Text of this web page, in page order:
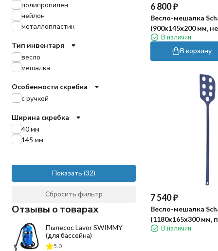
6 800₽
Весло-мешалка
(900x145х200 мм,
В наличии
В корзину
7 540₽
Весло-мешалка
(1180x165х300 мм,
черный)
В наличии
полипропилен
нейлон
металлопластик
Тип инвентаря
весло
мешалка
Особенности скребка
с ручкой
Ширина скребка
40 мм
145 мм
Показать
Сбросить фильтр
Отзывы о товарах
Пылесос Lavor SWIMMY
(для бассейна)
5.0